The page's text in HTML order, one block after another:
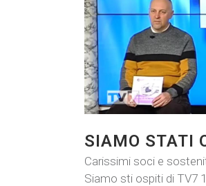
SIAMO STATI
Carissimi soci e
Siamo sti ospiti di TV7